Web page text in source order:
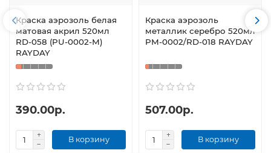
Краска аэрозоль белая
матовая акрил 520мл
RD-058 (PU-0002-М)
RAYDAY
390.00р.
В корзину
Краска аэрозоль
металлик серебро 520мл
PМ-0002/RD-018 RAYDAY
507.00р.
В корзину